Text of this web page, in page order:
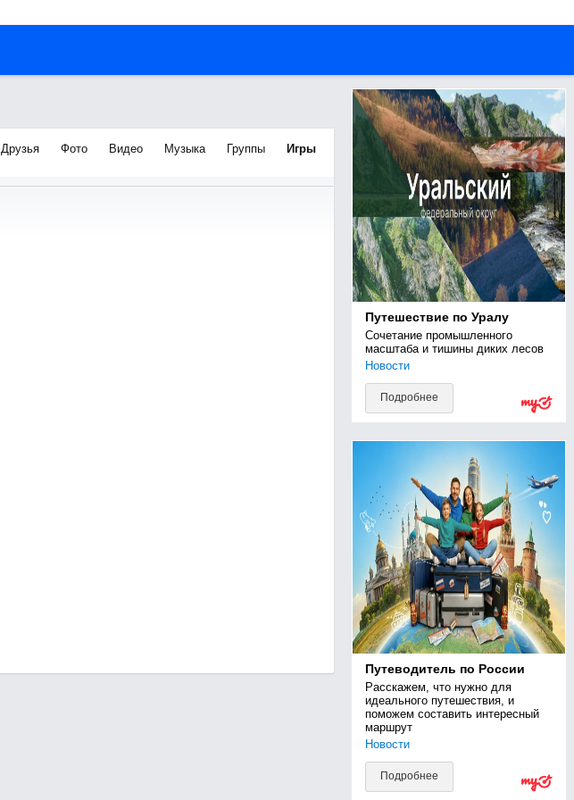
Друзья Фото Видео Музыка Группы Игры
Путешествие по Уралу
Сочетание промышленного
масштаба и тишины диких лесов
Новости
Подробнее
Путеводитель по России
Расскажем, что нужно для
идеального путешествия, и
поможем составить интересный
маршрут
Новости
Подробнее